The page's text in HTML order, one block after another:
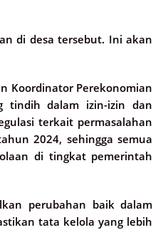
di desa tersebut. Ini akan
Koordinator Perekonomian
tindih dalam izin-izin dan
terkait permasalahan
2024, sehingga semua
di tingkat pemerintah
perubahan baik dalam
tata kelola yang lebih